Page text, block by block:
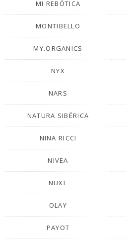
MI REBÓTICA
MONTIBELLO
MY.ORGANICS
NYX
NARS
NATURA SIBÉRICA
NINA RICCI
NIVEA
NUXE
OLAY
PAYOT